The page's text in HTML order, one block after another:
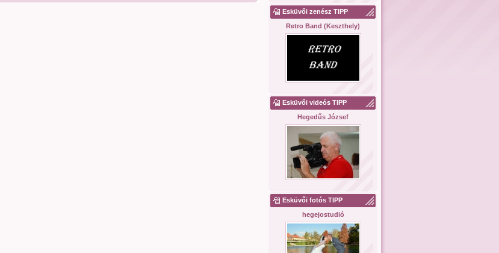
Esküvői zenész TIPP
Retro Band (Keszthely)
Esküvői videós TIPP
Hegedűs József
Esküvői fotós TIPP
hegejostudió